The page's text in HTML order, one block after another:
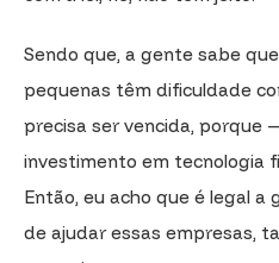
Sendo que, a gente sabe
pequenas têm dificuldade
precisa ser vencida,
investimento em tecnologia
Então, eu acho que é legal
de ajudar essas empresas,